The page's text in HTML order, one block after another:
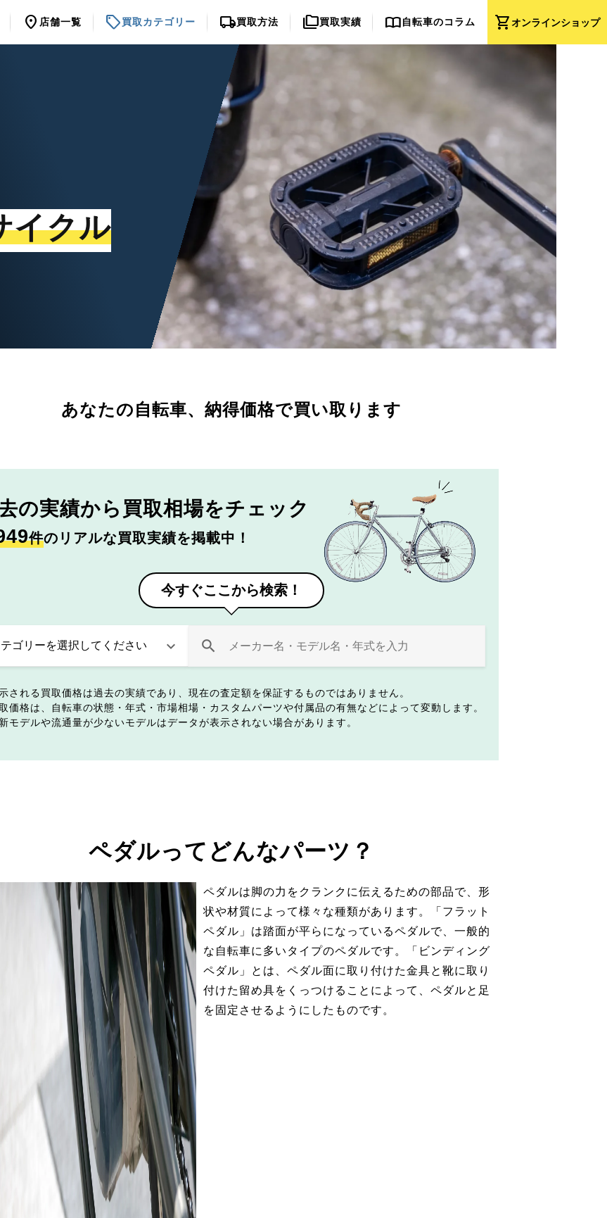
shopping_cartオンラインショップ
location_on 店舗一覧 sell買取カテゴリー local_shipping買取方法 folder_copy買取実績 import_contacts自転車のコラム
イクル
あなたの自転車、 納得価格で買い取ります
の実績から 買取相場をチェック
件のリアルな買取実績を掲載中！
今すぐここから検索！
される買取価格は過去の実績であり、現在の査定額を保証するものではありません。
価格は、自転車の状態・年式・市場相場・カスタムパーツや付属品の有無などによって変動します。
モデルや流通量が少ないモデルはデータが表示されない場合があります。
ペダルってどんなパーツ？
ペダルは脚の力をクランクに伝えるための部品で、形
状や材質によって様々な種類があります。「フラット
ペダル」は踏面が平らになっているペダルで、一般的
な自転車に多いタイプのペダルです。「ビンディング
ペダル」とは、ペダル面に取り付けた金具と靴に取り
付けた留め具をくっつけることによって、ペダルと足
を固定させるようにしたものです。